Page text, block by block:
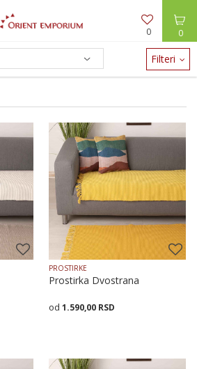
0
0
NAKIT -20% - zalihe brzo nestaju!
Filteri
korpu
PROSTIRKE
Prostirka Dvostrana
1.590,00 RSD
Veličina Dodaj u korpu